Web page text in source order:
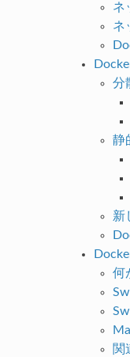
ネ
ネ
分
静
新
何
関